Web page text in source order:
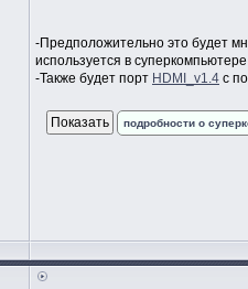
-Предположительно это будет
используется в
-Также будет порт HDMI_v1.4 с
подробности о